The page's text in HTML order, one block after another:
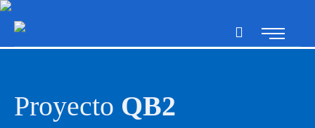
Proyecto QB2